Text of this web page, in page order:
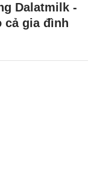
Dalatmilk -
cả gia đình